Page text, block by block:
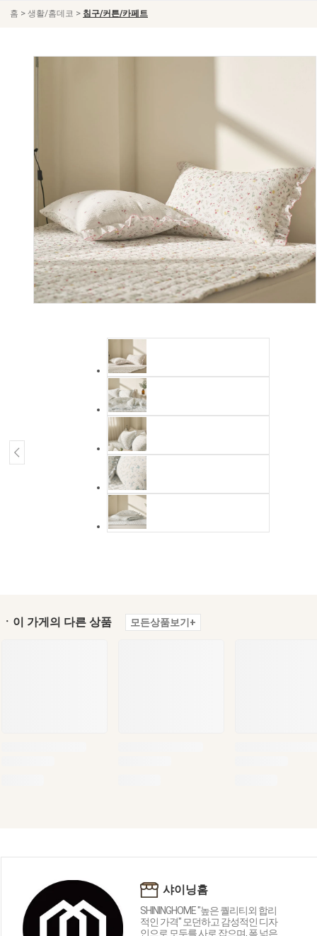
홈 > 생활/홈데코 > 침구/커튼/카페트
ㆍ이 가게의 다른 상품 모든상품보기+
샤이닝홈
SHININGHOME "높은 퀄리티외 합리
적인 가격" 모던하고 감성적인 디자
인으로 모두를 사로 잡으며, 폭 넓은